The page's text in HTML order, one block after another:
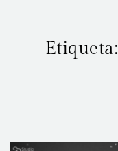
Etiqueta: